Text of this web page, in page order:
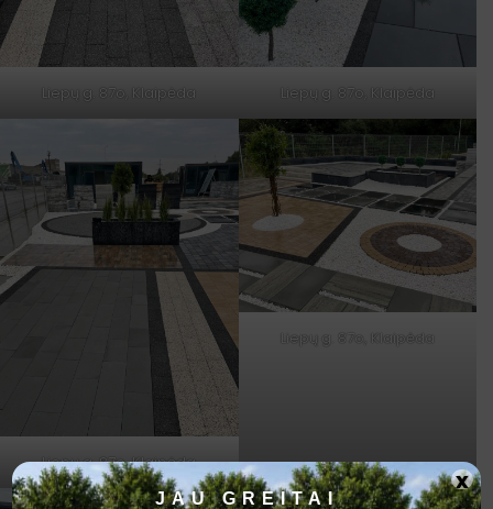
Liepų g. 87o, Klaipėda Liepų g. 87o, Klaipėda
Liepų g. 87o, Klaipėda
Liepų g. 87o, Klaipėda
JAU GREITAI
x